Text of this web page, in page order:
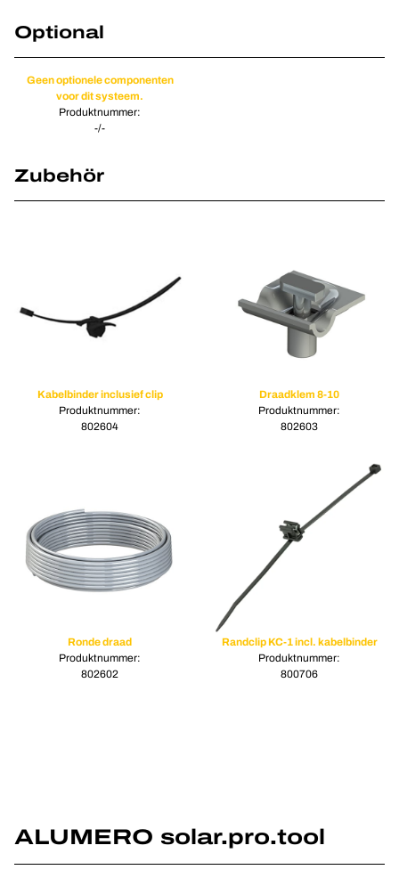
Optional
Geen optionele componenten
voor dit systeem.
Produktnummer:
-/-
Zubehör
Kabelbinder inclusief clip
Produktnummer:
802604
Draadklem 8-10
Produktnummer:
802603
Ronde draad
Produktnummer:
802602
Randclip KC-1 incl. kabelbinder
Produktnummer:
800706
ALUMERO solar.pro.tool